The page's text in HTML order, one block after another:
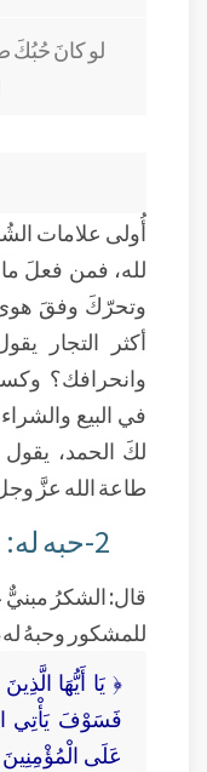
لو كانَ حُبُكَ
أُولى علامات
لله، فمن فعلَ
وتحرّكَ وفقَ هوى
أكثر التجار
وانحرافك؟
في البيع
لكَ الحمد،
طاعة الله عزَّ
2-حبه له:
قال: الشكرُ
للمشكور وحبهُ
﴿ يَا أَيُّهَا
فَسَوْفَ يَأْتِي
عَلَى